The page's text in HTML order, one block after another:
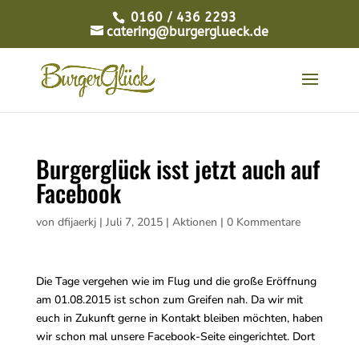
0160 / 436 2293
catering@burgerglueck.de
Burgerglück isst jetzt auch auf
Facebook
von dfijaerkj| Juli 7, 2015| Aktionen | 0 Kommentare
Die Tage vergehen wie im Flug und die große Eröffnung
am 01.08.2015 ist schon zum Greifen nah. Da wir mit
euch in Zukunft gerne in Kontakt bleiben möchten, haben
wir schon mal unsere Facebook-Seite eingerichtet. Dort